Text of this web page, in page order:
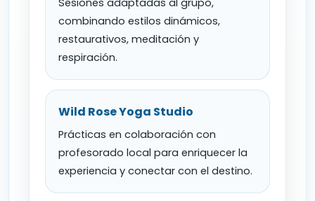
combinando estilos dinámicos,
restaurativos, meditación y
respiración.
Wild Rose Yoga Studio
Prácticas en colaboración con
profesorado local para enriquecer la
experiencia y conectar con el destino.